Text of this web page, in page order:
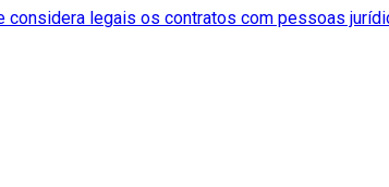
legais os contratos com pessoas